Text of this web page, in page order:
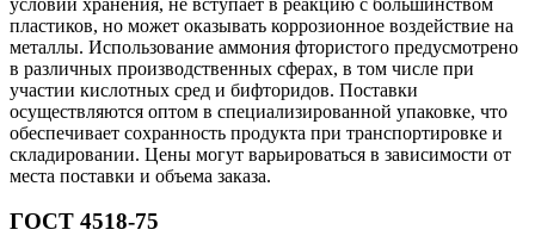
пластиков, но может оказывать коррозионное воздействие на
металлы. Использование аммония фтористого предусмотрено
в различных производственных сферах, в том числе при
участии кислотных сред и бифторидов. Поставки
осуществляются оптом в специализированной упаковке, что
обеспечивает сохранность продукта при транспортировке и
складировании. Цены могут варьироваться в зависимости от
места поставки и объема заказа.
ГОСТ 4518-75